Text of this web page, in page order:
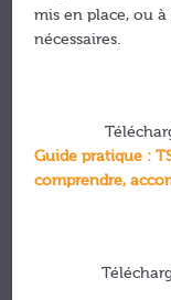
mis en place, ou
nécessaires.
Guide pratique :
comprendre,